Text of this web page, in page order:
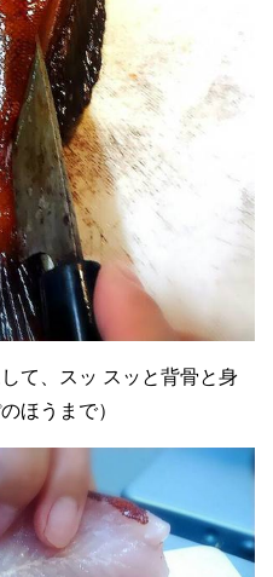
て、スッ スッと背骨と身
ほうまで）